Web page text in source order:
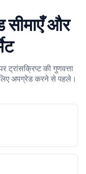
सीमाएँ और
ट्रांसक्रिप्ट की गुणवत्ता
लिए अपग्रेड करने से पहले।